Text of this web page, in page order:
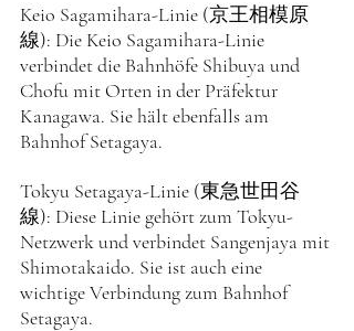
Keio Sagamihara-Linie (京王相模原
線): Die Keio Sagamihara-Linie
verbindet die Bahnhöfe Shibuya und
Chofu mit Orten in der Präfektur
Kanagawa. Sie hält ebenfalls am
Bahnhof Setagaya.
Tokyu Setagaya-Linie (東急世田谷
線): Diese Linie gehört zum Tokyu-
Netzwerk und verbindet Sangenjaya mit
Shimotakaido. Sie ist auch eine
wichtige Verbindung zum Bahnhof
Setagaya.